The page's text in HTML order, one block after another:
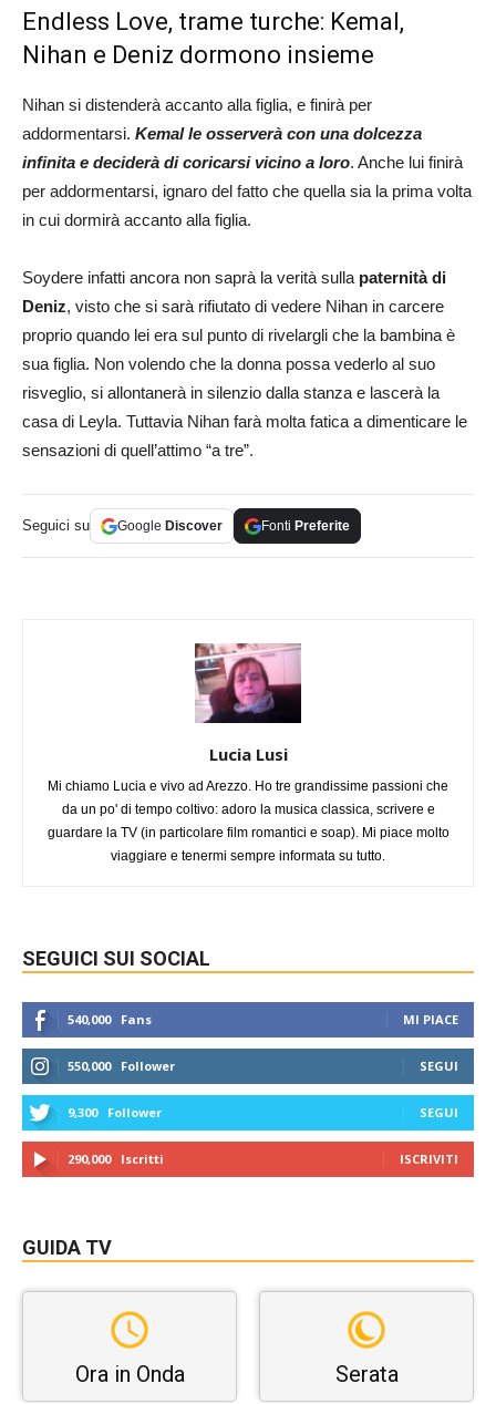
Endless Love, trame turche: Kemal,
Nihan e Deniz dormono insieme
Nihan si distenderà accanto alla figlia, e finirà per
addormentarsi. Kemal le osserverà con una dolcezza
infinita e deciderà di coricarsi vicino a loro. Anche lui finirà
per addormentarsi, ignaro del fatto che quella sia la prima volta
in cui dormirà accanto alla figlia.
Soydere infatti ancora non saprà la verità sulla paternità di
Deniz, visto che si sarà rifiutato di vedere Nihan in carcere
proprio quando lei era sul punto di rivelargli che la bambina è
sua figlia. Non volendo che la donna possa vederlo al suo
risveglio, si allontanerà in silenzio dalla stanza e lascerà la
casa di Leyla. Tuttavia Nihan farà molta fatica a dimenticare le
sensazioni di quell’attimo “a tre”.
Seguici su Google Discover Fonti Preferite
Lucia Lusi
Mi chiamo Lucia e vivo ad Arezzo. Ho tre grandissime passioni che
da un po' di tempo coltivo: adoro la musica classica, scrivere e
guardare la TV (in particolare film romantici e soap). Mi piace molto
viaggiare e tenermi sempre informata su tutto.
SEGUICI SUI SOCIAL
540,000 Fans MI PIACE
550,000 Follower SEGUI
9,300 Follower SEGUI
290,000 Iscritti ISCRIVITI
GUIDA TV
Ora in Onda Serata